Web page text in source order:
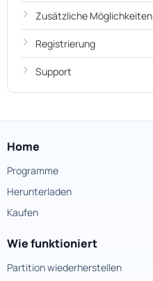
Zusätzliche Möglichkeiten
Registrierung
Support
Home
Programme
Herunterladen
Kaufen
Wie funktioniert
Partition wiederherstellen